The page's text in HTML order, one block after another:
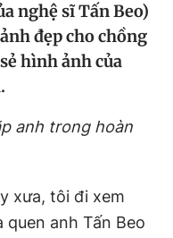
cần biết
nghệ sĩ Tấn Beo)
đẹp cho chồng
hình ảnh của
anh trong hoàn
xưa, tôi đi xem
quen anh Tấn Beo